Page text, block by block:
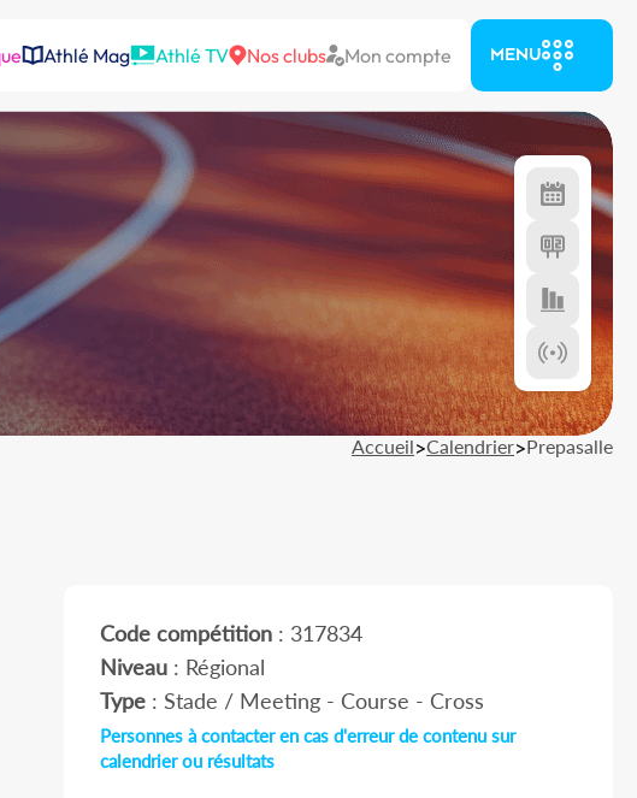
Athlé Mag Athlé TV Nos clubs Mon compte MENU
Accueil>Calendrier>Prepasalle
Code compétition: 317834
Niveau: Régional
Type: Stade / Meeting - Course - Cross
Personnes à contacter en cas d'erreur de contenu sur
calendrier ou résultats